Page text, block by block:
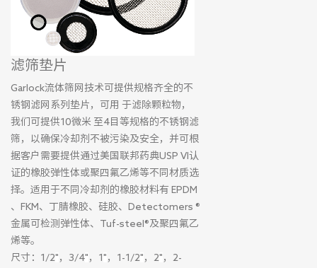
滤筛垫片
Garlock流体筛网技术可提供规格齐全的不
锈钢滤网系列垫片，可用 于滤除颗粒物，
我们可提供10微米 至4目等规格的不锈钢滤
筛，以确保冷却剂不被污染及安全，并可根
据客户需要提供通过美国联邦药典USP VI认
证的橡胶弹性体或聚四氟乙烯等不同材质选
择。适用于不同冷却剂的橡胶材料有 EPDM
、FKM、丁腈橡胶、硅胶、Detectomers ®
金属可检测弹性体、Tuf-steel®及聚四氟乙
烯等。
尺寸：1/2" ，3/4" ，1" ，1-1/2" ，2" ，2-